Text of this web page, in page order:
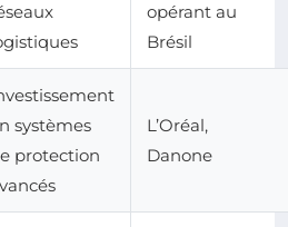
opérant au
Brésil
systèmes
protection
L’Oréal,
Danone